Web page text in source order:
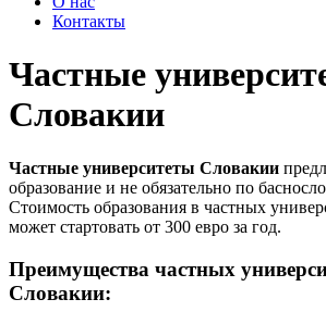
Контакты
Частные
Словакии
Частные университеты Словакии
образование и не обязательно по
Стоимость образования в частных
может стартовать от 300 евро за год.
Преимущества частных
Словакии: